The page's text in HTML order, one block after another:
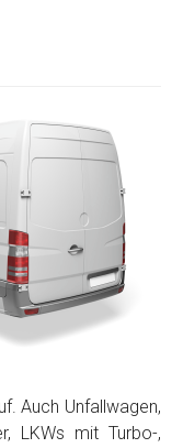
Auch Unfallwagen,
LKWs mit Turbo-,